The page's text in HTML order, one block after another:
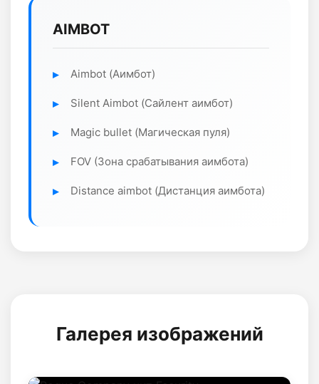
AIMBOT
Aimbot (Аимбот)
Silent Aimbot (Сайлент аимбот)
Magic bullet (Магическая пуля)
FOV (Зона срабатывания аимбота)
Distance aimbot (Дистанция аимбота)
Галерея изображений